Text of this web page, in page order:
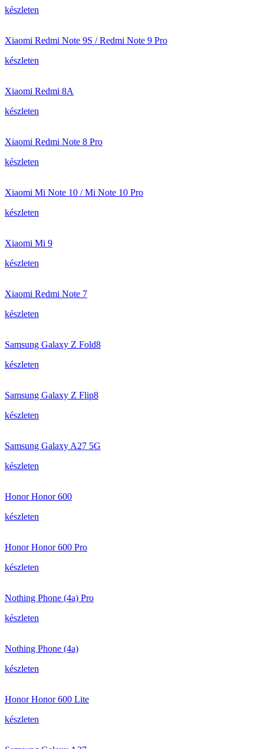
készleten
Xiaomi Redmi Note 9S / Redmi Note 9 Pro
készleten
Xiaomi Redmi 8A
készleten
Xiaomi Redmi Note 8 Pro
készleten
Xiaomi Mi Note 10 / Mi Note 10 Pro
készleten
Xiaomi Mi 9
készleten
Xiaomi Redmi Note 7
készleten
Samsung Galaxy Z Fold8
készleten
Samsung Galaxy Z Flip8
készleten
Samsung Galaxy A27 5G
készleten
Honor Honor 600
készleten
Honor Honor 600 Pro
készleten
Nothing Phone (4a) Pro
készleten
Nothing Phone (4a)
készleten
Honor Honor 600 Lite
készleten